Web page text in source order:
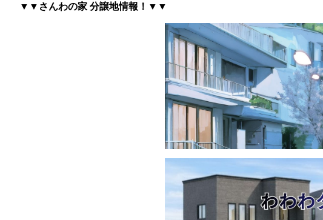
▼▼さんわの家 分譲地情報 ！▼▼